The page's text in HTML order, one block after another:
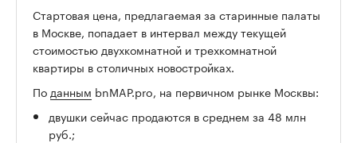
Стартовая цена, предлагаемая за старинные палаты
в Москве, попадает в интервал между текущей
стоимостью двухкомнатной и трехкомнатной
квартиры в столичных новостройках.
По данным bnMAP.pro, на первичном рынке Москвы:
двушки сейчас продаются в среднем за 48 млн
руб.;